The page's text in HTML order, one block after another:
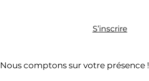
S’inscrire
Nous comptons sur votre présence !